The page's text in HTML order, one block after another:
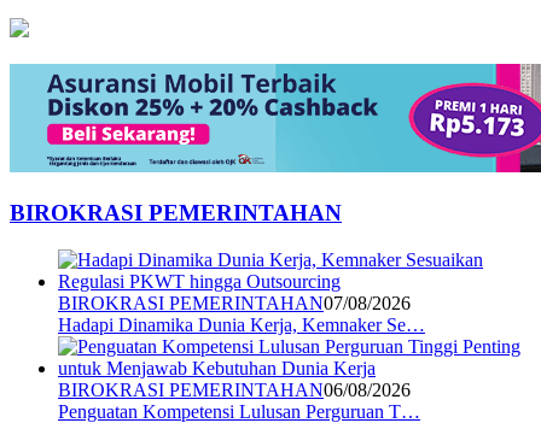
BIROKRASI PEMERINTAHAN
BIROKRASI PEMERINTAHAN07/08/2026
Hadapi Dinamika Dunia Kerja, Kemnaker Se…
BIROKRASI PEMERINTAHAN06/08/2026
Penguatan Kompetensi Lulusan Perguruan T…